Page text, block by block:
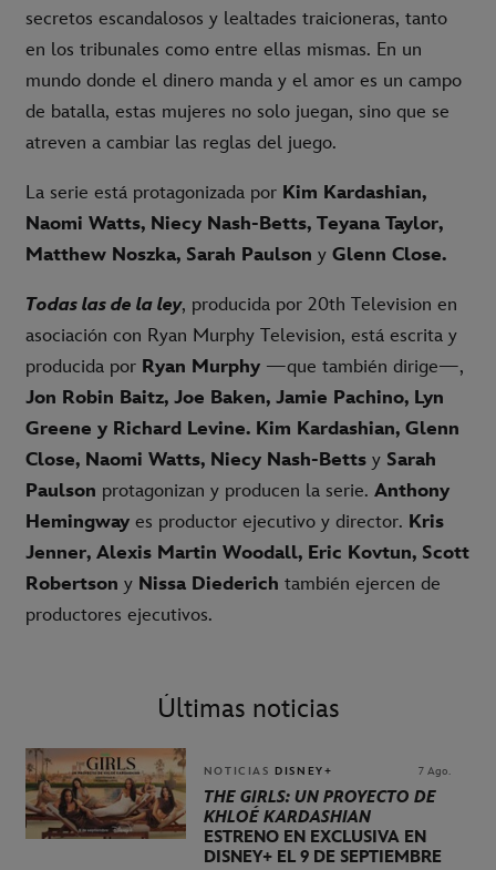
secretos escandalosos y lealtades traicioneras, tanto
en los tribunales como entre ellas mismas. En un
mundo donde el dinero manda y el amor es un campo
de batalla, estas mujeres no solo juegan, sino que se
atreven a cambiar las reglas del juego.
La serie está protagonizada por Kim Kardashian,
Naomi Watts, Niecy Nash-Betts, Teyana Taylor,
Matthew Noszka, Sarah Paulson y Glenn Close.
Todas las de la ley, producida por 20th Television en
asociación con Ryan Murphy Television, está escrita y
producida por Ryan Murphy —que también dirige—,
Jon Robin Baitz, Joe Baken, Jamie Pachino, Lyn
Greene y Richard Levine. Kim Kardashian, Glenn
Close, Naomi Watts, Niecy Nash-Betts y Sarah
Paulson protagonizan y producen la serie. Anthony
Hemingway es productor ejecutivo y director. Kris
Jenner, Alexis Martin Woodall, Eric Kovtun, Scott
Robertson y Nissa Diederich también ejercen de
productores ejecutivos.
Últimas noticias
NOTICIAS DISNEY+ 7 Ago.
THE GIRLS: UN PROYECTO DE
KHLOÉ KARDASHIAN
ESTRENO EN EXCLUSIVA EN
DISNEY+ EL 9 DE SEPTIEMBRE